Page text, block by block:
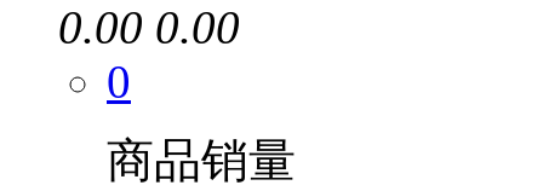
0.00 0.00
0
商品销量